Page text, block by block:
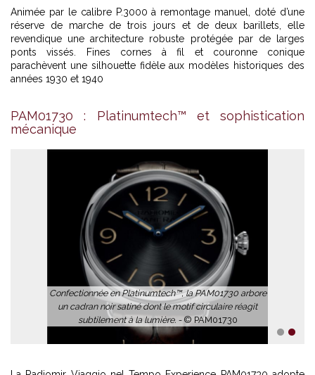
Animée par le calibre P.3000 à remontage manuel, doté d’une
réserve de marche de trois jours et de deux barillets, elle
revendique une architecture robuste protégée par de larges
ponts vissés. Fines cornes à fil et couronne conique
parachèvent une silhouette fidèle aux modèles historiques des
années 1930 et 1940
PAM01730 : Platinumtech™ et sophistication
mécanique
La PAM01730 propose une
expression sophistiquée avec son
indicateur de réserve de marche